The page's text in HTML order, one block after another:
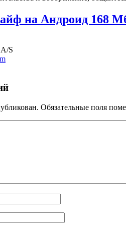
на Андроид 168
S
Обязательные поля